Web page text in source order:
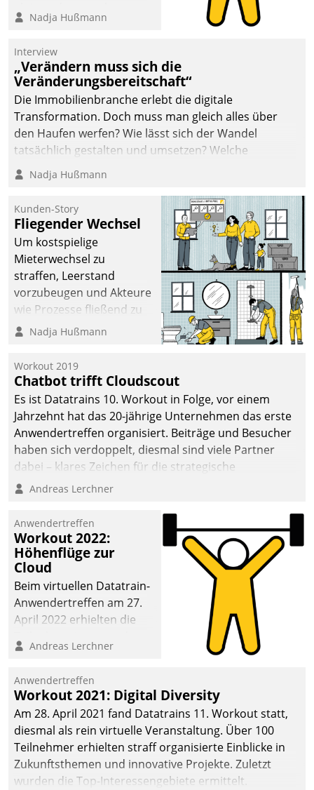
methodisch
Quartier. Dazwischen
zeigte Datatrain, was es
Neues zu bieten hat.
Nadja Hußmann
Interview
„Verändern muss sich die
Veränderungsbereitschaft“
Die Immobilienbranche erlebt die digitale
Transformation. Doch muss man gleich alles über
den Haufen werfen? Wie lässt sich der Wandel
tatsächlich gestalten und umsetzen? Welche
Argumente zählen wirklich?
Nadja Hußmann
Kunden-Story
Fliegender Wechsel
Um kostspielige
Mieterwechsel zu
straffen, Leerstand
vorzubeugen und Akteure
wie Prozesse fließend zu
vernetzen, nutzt die
Jahresbeginn eine
Überblick, Einsicht und
Eingriff bietende Lösung.
Zur Entwicklung setzte
man auf
Cloudtechnologie,
bewährte und Startup-
agile Projektmethoden.
Nadja Hußmann
Workout 2019
Chatbot trifft Cloudscout
Es ist Datatrains 10. Workout in Folge, vor einem
Jahrzehnt hat das 20-jährige Unternehmen das erste
Anwendertreffen organisiert. Beiträge und Besucher
haben sich verdoppelt, diesmal sind viele Partner
dabei – klares Zeichen für die strategische
Fokussierung auf den Kunden.
Andreas Lerchner
Anwendertreffen
Workout 2022:
Höhenflüge zur
Cloud
Beim virtuellen Datatrain-
Anwendertreffen am 27.
April 2022 erhielten die
Teilnehmer kurzweilige
Cloud-Strategien und -
Lösungen mit hohem
Zukunftspotenzial.
Andreas Lerchner
Anwendertreffen
Workout 2021: Digital Diversity
Am 28. April 2021 fand Datatrains 11. Workout statt,
diesmal als rein virtuelle Veranstaltung. Über 100
Teilnehmer erhielten straff organisierte Einblicke in
Zukunftsthemen und innovative Projekte. Zuletzt
wurden die Top-Interessengebiete ermittelt.